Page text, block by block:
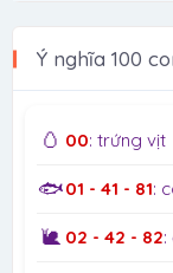
Ý nghĩa 100
🥚 00: trứng vịt
🐟01 - 41 - 81:
🐌 02 - 42 - 82: